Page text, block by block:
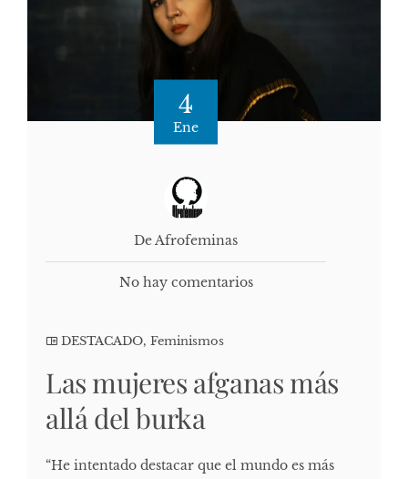
4
Ene
De Afrofeminas
No hay comentarios
DESTACADO, Feminismos
Las mujeres afganas más
allá del burka
“He intentado destacar que el mundo es más